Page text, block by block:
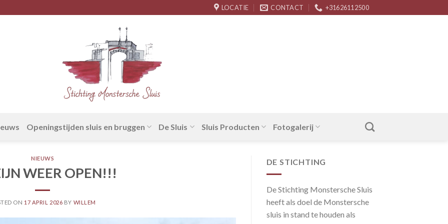
LOCATIE CONTACT +31626112500
Openingstijden sluis en bruggen De Sluis Sluis Producten Fotogalerij
NIEUWS
WEER OPEN!!!
ON 17 APRIL 2026 BY WILLEM
DE STICHTING
De Stichting Monstersche Sluis
heeft als doel de Monstersche
sluis in stand te houden als